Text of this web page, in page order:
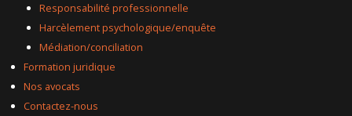
Responsabilité professionnelle
Harcèlement psychologique/enquête
Médiation/conciliation
Formation juridique
Nos avocats
Contactez-nous